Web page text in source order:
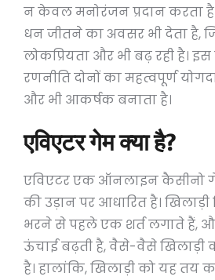
न केवल मनोरंजन प्रदान करता
धन जीतने का अवसर भी देता है,
लोकप्रियता और भी बढ़ रही है।
रणनीति दोनों का महत्वपूर्ण
और भी आकर्षक बनाता है।
एविएटर गेम क्या है?
एविएटर एक ऑनलाइन कैसीनो
की उड़ान पर आधारित है।
भरने से पहले एक शर्त लगाते हैं,
ऊंचाई बढ़ती है, वैसे-वैसे खिलाड़ी
है। हालांकि, खिलाड़ी को यह तय